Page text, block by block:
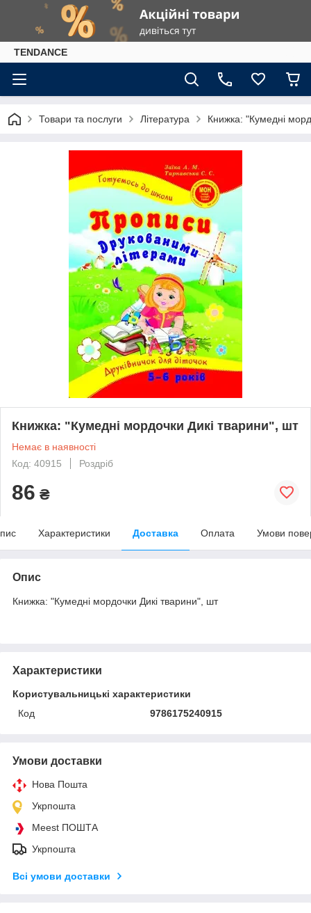
TENDANCE
Товари та послуги Література Книжка: "Кумедні
Книжка: "Кумедні мордочки Дикі тварини", шт
Немає в наявності
Код: 40915
Роздріб
86 ₴
Характеристики Доставка Оплата Умови
Опис
Книжка: "Кумедні мордочки Дикі тварини", шт
Характеристики
Користувальницькі характеристики
Код
9786175240915
Умови доставки
Нова Пошта
Укрпошта
Meest ПОШТА
Укрпошта
Всі умови доставки